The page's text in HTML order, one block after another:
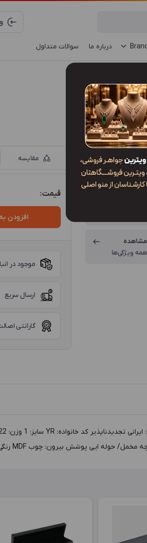
درباره ما سوالات متداول
مشاهده
همه ویژگی‌ها
مقایسه
قیمت:
افزودن
موجود در
ارسال سریع
گارانتی